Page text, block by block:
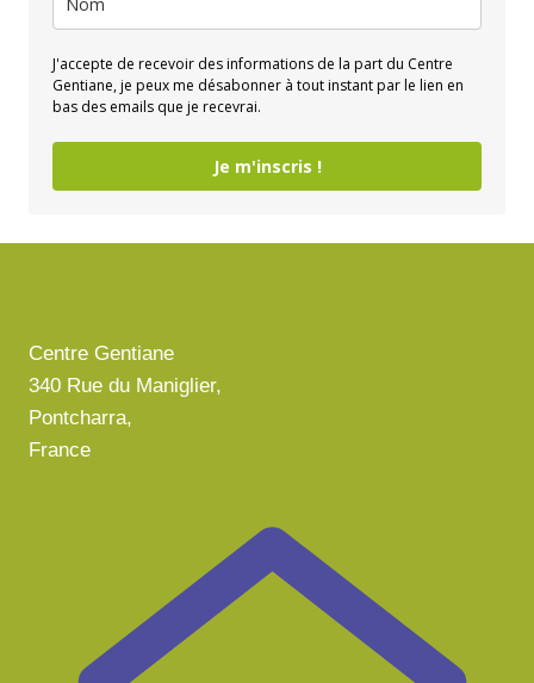
J'accepte de recevoir des informations de la part du Centre
Gentiane, je peux me désabonner à tout instant par le lien en
bas des emails que je recevrai.
Je m'inscris !
Centre Gentiane
340 Rue du Maniglier,
Pontcharra,
France